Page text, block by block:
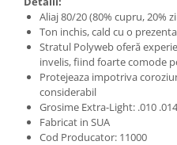
Aliaj 80/20 (80% cupru, 20%
Ton inchis, cald cu o
Stratul Polyweb oferă
invelis, fiind foarte comode
Protejeaza impotriva
considerabil
Grosime Extra-Light: .010
Fabricat in SUA
Cod Producator: 11000